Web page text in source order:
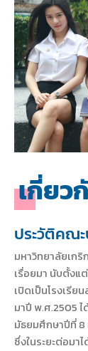
เกี่ยว
ประวัติคณ
มหาวิทยาลัยเก
เรื่อยมา นับตั้งแ
เปิดเป็นโรงเรีย
มาปี พ.ศ.2505
มัธยมศึกษาปีที่ 8
ซึ่งในระยะต่อมา